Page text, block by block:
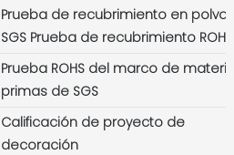
Prueba de recubrimiento en polvo
SGS Prueba de recubrimiento ROHS
Prueba ROHS del marco de
primas de SGS
Calificación de proyecto de
decoración